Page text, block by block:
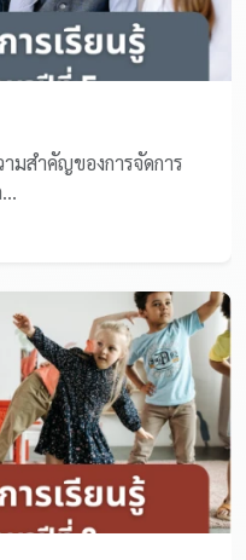
มสำคัญของการจัดการ